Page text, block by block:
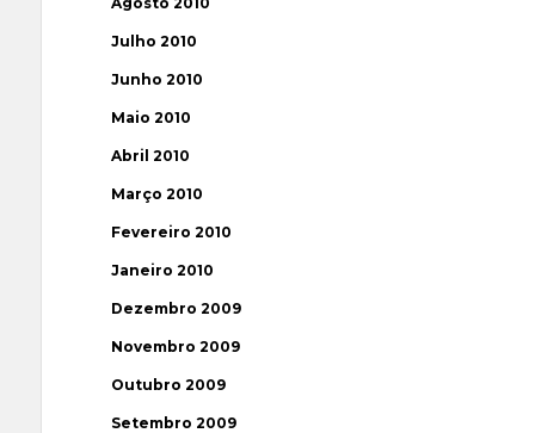
Julho 2010
Junho 2010
Maio 2010
Abril 2010
Março 2010
Fevereiro 2010
Janeiro 2010
Dezembro 2009
Novembro 2009
Outubro 2009
Setembro 2009